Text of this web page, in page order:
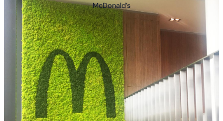
McDonald’s